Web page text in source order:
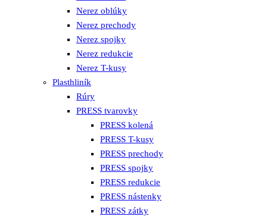
Nerez oblúky
Nerez prechody
Nerez spojky
Nerez redukcie
Nerez T-kusy
Plasthliník
Rúry
PRESS tvarovky
PRESS kolená
PRESS T-kusy
PRESS prechody
PRESS spojky
PRESS redukcie
PRESS nástenky
PRESS zátky